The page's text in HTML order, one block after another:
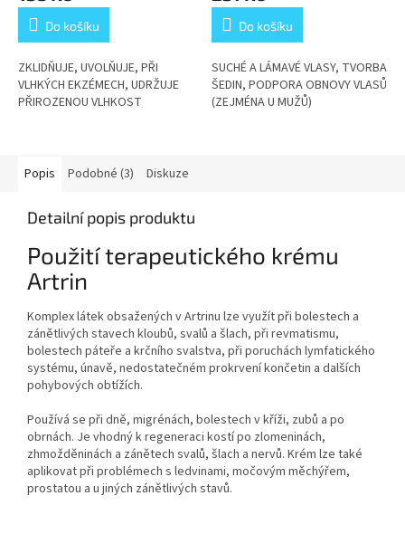
Do košíku
ZKLIDŇUJE, UVOLŇUJE, PŘI
VLHKÝCH EKZÉMECH, UDRŽUJE
PŘIROZENOU VLHKOST
Do košíku
SUCHÉ A LÁMAVÉ VLASY, TVORBA
ŠEDIN, PODPORA OBNOVY VLASŮ
(ZEJMÉNA U MUŽŮ)
Popis Podobné (3) Diskuze
Detailní popis produktu
Použití terapeutického krému
Artrin
Komplex látek obsažených v Artrinu lze využít při bolestech a
zánětlivých stavech kloubů, svalů a šlach, při revmatismu,
bolestech páteře a krčního svalstva, při poruchách lymfatického
systému, únavě, nedostatečném prokrvení končetin a dalších
pohybových obtížích.
Používá se při dně, migrénách, bolestech v kříži, zubů a po
obrnách. Je vhodný k regeneraci kostí po zlomeninách,
zhmožděninách a zánětech svalů, šlach a nervů. Krém lze také
aplikovat při problémech s ledvinami, močovým měchýřem,
prostatou a u jiných zánětlivých stavů.